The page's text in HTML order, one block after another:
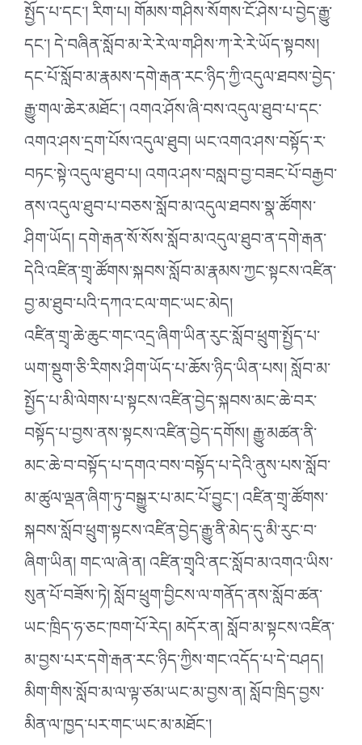
སྤྱོད་པ་དང་། རིག་པ། གོམས་གཤིས་སོགས་ངོ་ཤེས་པ་བྱེད་རྒྱུ་
དང་། དེ་བཞིན་སློབ་མ་རེ་རེ་ལ་གཤིས་ཀ་རེ་རེ་ཡོད་སྟབས།
དང་པོ་སློབ་མ་རྣམས་དགེ་རྒན་རང་ཉིད་ཀྱི་འདུལ་ཐབས་བྱེད་
རྒྱུ་གལ་ཆེར་མཐོང་། འགའ་ཤོས་ཞི་བས་འདུལ་ཐུབ་པ་དང་
འགའ་ཤས་དྲག་པོས་འདུལ་ཐུབ། ཡང་འགའ་ཤས་བསྟོད་ར་
བཏང་སྟེ་འདུལ་ཐུབ་པ། འགའ་ཤས་བསླབ་བྱ་བཟང་པོ་བརྒྱབ་
ནས་འདུལ་ཐུབ་པ་བཅས་སློབ་མ་འདུལ་ཐབས་སྣ་ཚོགས་
ཤིག་ཡོད། དགེ་རྒན་སོ་སོས་སློབ་མ་འདུལ་ཐུབ་ན་དགེ་རྒན་
དེའི་འཛིན་གྲྭ་ཚོགས་སྐབས་སློབ་མ་རྣམས་ཀྱང་སྟངས་འཛིན་
བྱ་མ་ཐུབ་པའི་དཀའ་ངལ་གང་ཡང་མེད།
འཛིན་གྲྭ་ཆེ་ཆུང་གང་འདྲ་ཞིག་ཡིན་རུང་སློབ་ཕྲུག་སྤྱོད་པ་
ཡག་སྡུག་ཅི་རིགས་ཤིག་ཡོད་པ་ཆོས་ཉིད་ཡིན་པས། སློབ་མ་
སྤྱོད་པ་མི་ལེགས་པ་སྟངས་འཛིན་བྱེད་སྐབས་མང་ཆེ་བར་
བསྟོད་པ་བྱས་ནས་སྟངས་འཛིན་བྱེད་དགོས། རྒྱུ་མཚན་ནི་
མང་ཆེ་བ་བསྟོད་པ་དགའ་བས་བསྟོད་པ་དེའི་ནུས་པས་སློབ་
མ་ཚུལ་ལྡན་ཞིག་ཏུ་བསྒྱུར་པ་མང་པོ་བྱུང་། འཛིན་གྲྭ་ཚོགས་
སྐབས་སློབ་ཕྲུག་སྟངས་འཛིན་བྱེད་རྒྱུ་ནི་མེད་དུ་མི་རུང་བ་
ཞིག་ཡིན། གང་ལ་ཞེ་ན། འཛིན་གྲྭའི་ནང་སློབ་མ་འགའ་ཡིས་
སུན་པོ་བཟོས་ཏེ། སློབ་ཕྲུག་བྱིངས་ལ་གནོད་ནས་སློབ་ཚན་
ཡང་ཁྲིད་ཧ་ཅང་ཁག་པོ་རེད། མདོར་ན། སློབ་མ་སྟངས་འཛིན་
མ་བྱས་པར་དགེ་རྒན་རང་ཉིད་ཀྱིས་གང་འདོད་པ་དེ་བཤད།
མིག་གིས་སློབ་མ་ལ་ལྟ་ཙམ་ཡང་མ་བྱས་ན། སློབ་ཁྲིད་བྱས་
མིན་ལ་ཁྱད་པར་གང་ཡང་མ་མཐོང་།